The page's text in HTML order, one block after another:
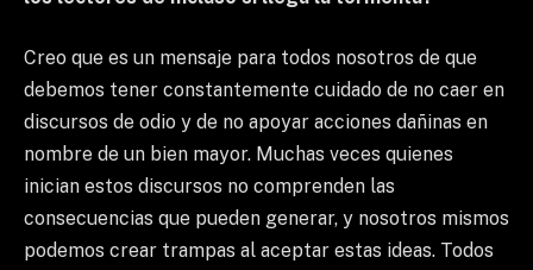
Creo que es un mensaje para todos nosotros de que
debemos tener constantemente cuidado de no caer en
discursos de odio y de no apoyar acciones dañinas en
nombre de un bien mayor. Muchas veces quienes
inician estos discursos no comprenden las
consecuencias que pueden generar, y nosotros mismos
podemos crear trampas al aceptar estas ideas. Todos